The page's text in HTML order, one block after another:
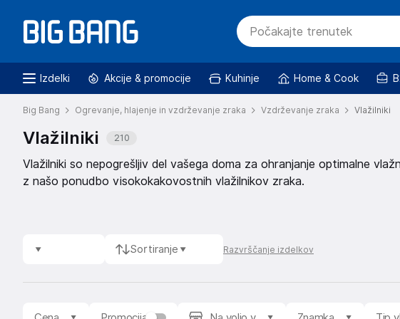
Izdelki Akcije & promocije Kuhinje Home & Cook
Big Bang Ogrevanje, hlajenje in vzdrževanje zraka Vzdrževanje zraka Vlažilniki
Vlažilniki 210
Vlažilniki so nepogrešljiv del vašega doma za ohranjanje optimalne
z našo ponudbo visokokakovostnih vlažilnikov zraka.
Sortiranje Razvrščanje izdelkov